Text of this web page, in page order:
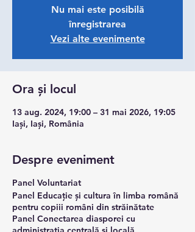
Nu mai este posibilă
înregistrarea
Vezi alte evenimente
Ora și locul
13 aug. 2024, 19:00 – 31 mai 2026, 19:05
Iași, Iași, România
Despre eveniment
Panel Voluntariat
Panel Educație și cultura în limba română
pentru copiii români din străinătate
Panel Conectarea diasporei cu